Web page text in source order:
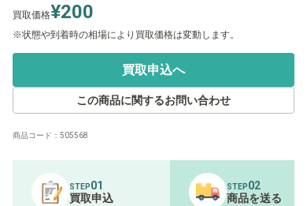
買取価格¥200
状態や到着時の相場により買取価格は変動します。
買取申込へ
この商品に関するお問い合わせ
商品コード： 505568
STEP01
買取申込
STEP02
商品を送る